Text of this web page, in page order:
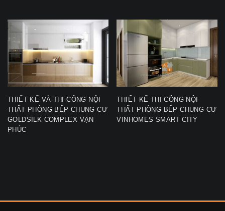
THIẾT KẾ VÀ THI CÔNG NỘI
THẤT PHÒNG BẾP CHUNG CƯ
GOLDSILK COMPLEX VẠN
PHÚC
THIẾT KẾ THI CÔNG NỘI
THẤT PHÒNG BẾP CHUNG CƯ
VINHOMES SMART CITY